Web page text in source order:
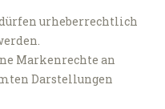
urheberrechtlich
Markenrechte an
Darstellungen